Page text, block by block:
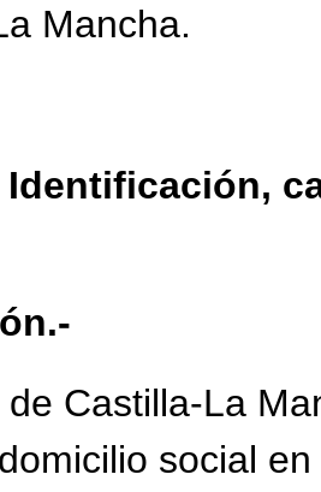
Mancha.
Identificación,
Castilla-La
social